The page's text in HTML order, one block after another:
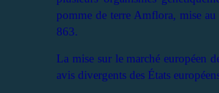
pomme de terre Amflora, mise
863.
La mise sur le marché européen
avis divergents des États